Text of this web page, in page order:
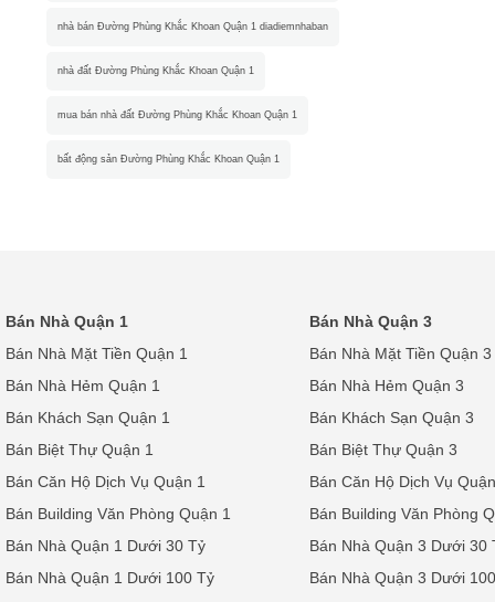
nhà bán Đường Phùng Khắc Khoan Quận 1 diadiemnhaban
nhà đất Đường Phùng Khắc Khoan Quận 1
mua bán nhà đất Đường Phùng Khắc Khoan Quận 1
bất động sản Đường Phùng Khắc Khoan Quận 1
Bán Nhà Quận 1
Bán Nhà Quận 3
Bán Nhà Mặt Tiền Quận 1
Bán Nhà Mặt Tiền Quận 3
Bán Nhà Hẻm Quận 1
Bán Nhà Hẻm Quận 3
Bán Khách Sạn Quận 1
Bán Khách Sạn Quận 3
Bán Biệt Thự Quận 1
Bán Biệt Thự Quận 3
Bán Căn Hộ Dịch Vụ Quận 1
Bán Căn Hộ Dịch Vụ
Bán Building Văn Phòng Quận 1
Bán Building Văn Phòng
Bán Nhà Quận 1 Dưới 30 Tỷ
Bán Nhà Quận 3 Dưới 30
Bán Nhà Quận 1 Dưới 100 Tỷ
Bán Nhà Quận 3 Dưới